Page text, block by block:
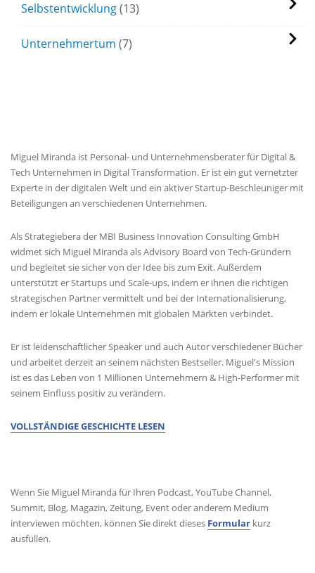
Selbstentwicklung 13
Unternehmertum 7
Miguel Miranda ist Personal- und Unternehmensberater für Digital &
Tech Unternehmen in Digital Transformation. Er ist ein gut vernetzter
Experte in der digitalen Welt und ein aktiver Startup-Beschleuniger mit
Beteiligungen an verschiedenen Unternehmen.
Als Strategiebera der MBI Business Innovation Consulting GmbH
widmet sich Miguel Miranda als Advisory Board von Tech-Gründern
und begleitet sie sicher von der Idee bis zum Exit. Außerdem
unterstützt er Startups und Scale-ups, indem er ihnen die richtigen
strategischen Partner vermittelt und bei der Internationalisierung,
indem er lokale Unternehmen mit globalen Märkten verbindet.
Er ist leidenschaftlicher Speaker und auch Autor verschiedener Bücher
und arbeitet derzeit an seinem nächsten Bestseller. Miguel's Mission
ist es das Leben von 1 Millionen Unternehmern & High-Performer mit
seinem Einfluss positiv zu verändern.
VOLLSTÄNDIGE GESCHICHTE LESEN
Wenn Sie Miguel Miranda für Ihren Podcast, YouTube Channel,
Summit, Blog, Magazin, Zeitung, Event oder anderem Medium
interviewen möchten, können Sie direkt dieses Formular kurz
ausfüllen.